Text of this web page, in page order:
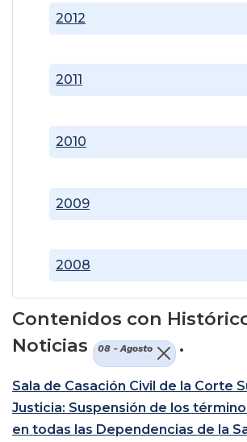
2008
2009
2010
2011
2012
Contenidos con
Noticias
08 - Agosto .
Sala de Casación Civil de la Corte
Justicia: Suspensión de los
en todas las Dependencias de la